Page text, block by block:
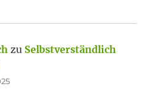
zu Selbstverständlich